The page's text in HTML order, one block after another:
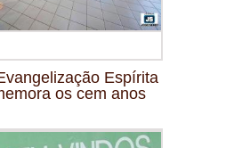
Espírita
os cem anos